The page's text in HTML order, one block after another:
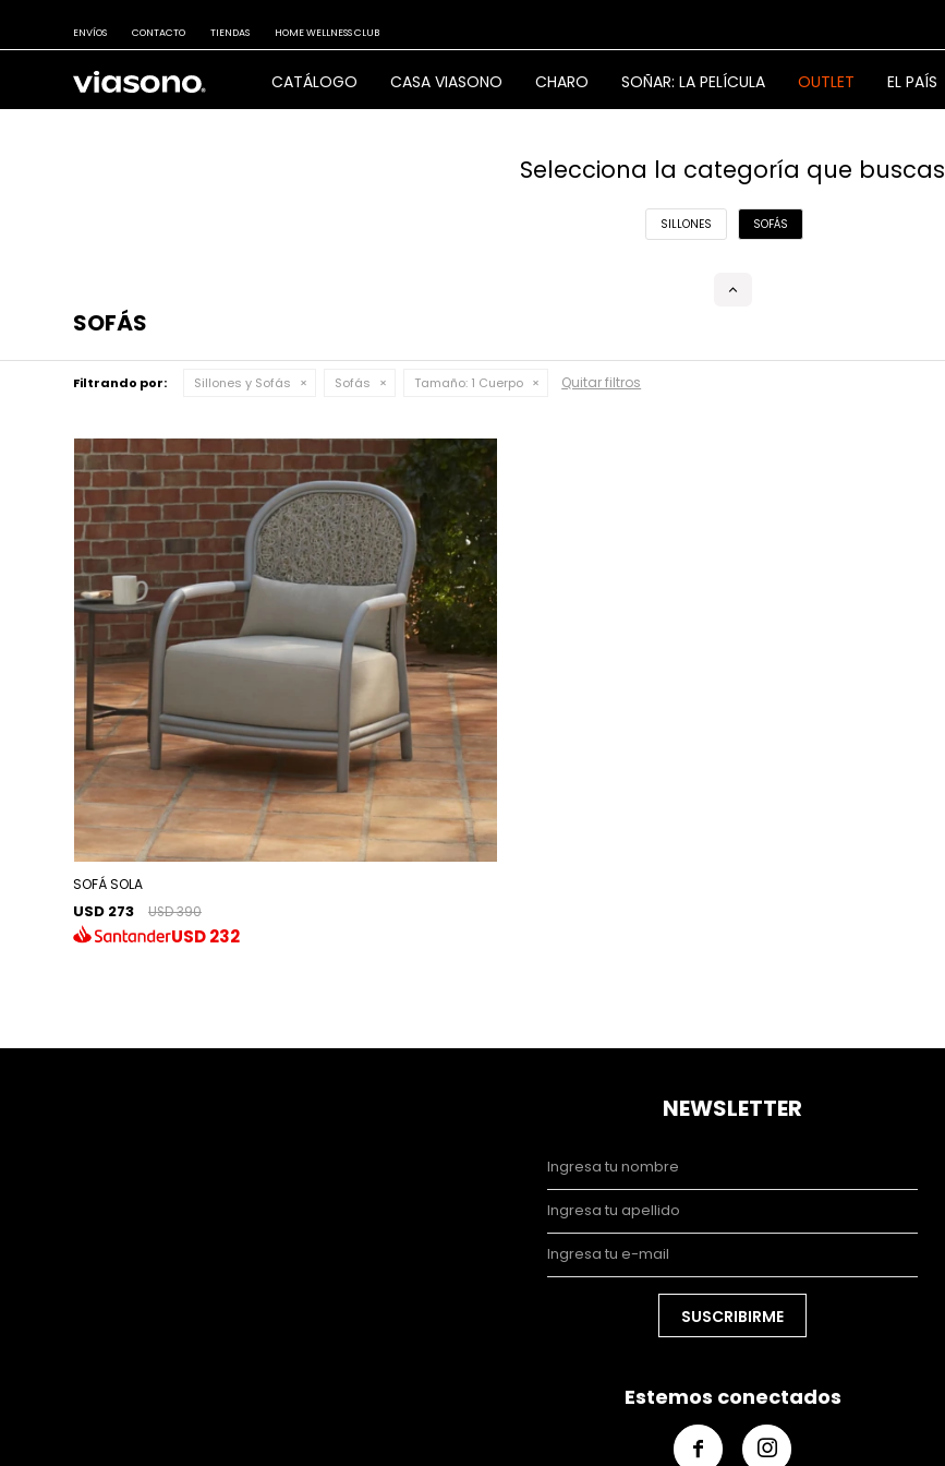
CATÁLOGO CASA VIASONO CHARO SOÑAR: LA PELÍCULA OUTLET EL PAÍS
ENVÍOS CONTACTO TIENDAS HOME WELLNESS CLUB
Selecciona la categoría que buscas
SILLONES SOFÁS
SOFÁS
Filtrando por: Sillones y Sofás Sofás Tamaño: 1 Cuerpo Quitar filtros
SOFÁ SOLA
USD 273 USD 390
USD232
NEWSLETTER
SUSCRIBIRME
Estemos conectados
 